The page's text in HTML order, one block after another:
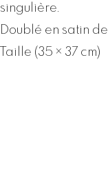
singulière.
Doublé en satin
Taille (35 × 37 cm)